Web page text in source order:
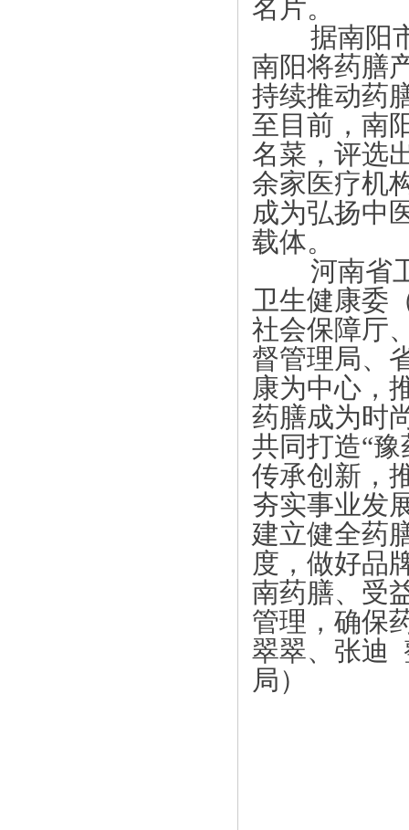
名片。
据南阳市
南阳将药膳
持续推动药
至目前，南
名菜，评选
余家医疗机
成为弘扬中
载体。
河南省卫
卫生健康委
社会保障厅
督管理局、
康为中心，
药膳成为时
共同打造“
传承创新，
夯实事业发
建立健全药
度，做好品
南药膳、受
管理，确保
翠翠、张迪
局）